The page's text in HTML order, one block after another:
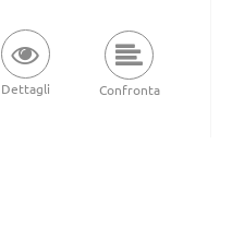
Dettagli Confronta